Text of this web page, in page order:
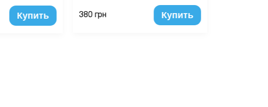
Купить 380 грн Купить